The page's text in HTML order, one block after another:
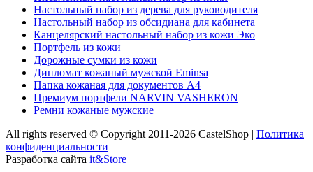
Настольный набор из дерева для руководителя
Настольный набор из обсидиана для кабинета
Канцелярский настольный набор из кожи Эко
Портфель из кожи
Дорожные сумки из кожи
Дипломат кожаный мужской Eminsa
Папка кожаная для документов А4
Премиум портфели NARVIN VASHERON
Ремни кожаные мужские
All rights reserved © Copyright 2011-2026 CastelShop | Политика
конфиденциальности
Разработка сайта it&Store